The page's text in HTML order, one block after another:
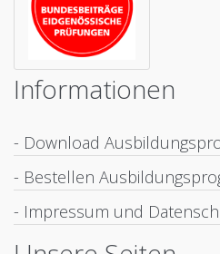
Informationen
- Download
- Bestellen
- Impressum und